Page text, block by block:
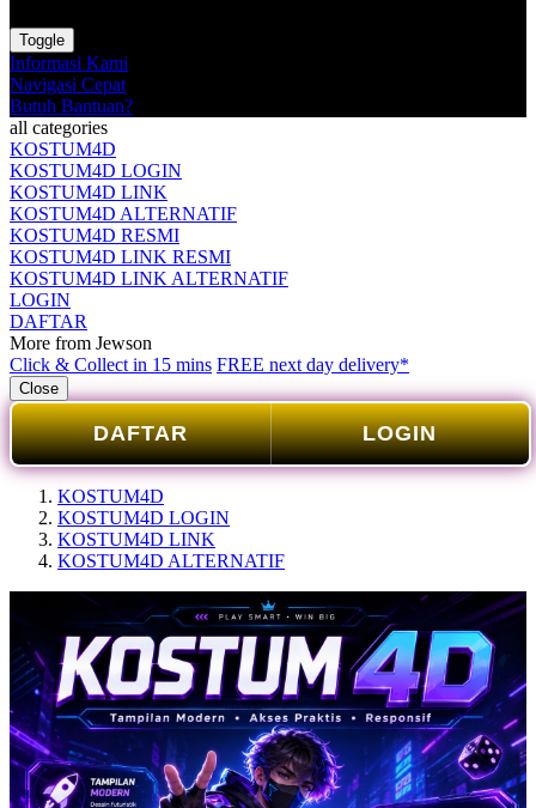
Toggle
Informasi Kami
Navigasi Cepat
Butuh Bantuan?
all categories
KOSTUM4D
KOSTUM4D LOGIN
KOSTUM4D LINK
KOSTUM4D ALTERNATIF
KOSTUM4D RESMI
KOSTUM4D LINK RESMI
KOSTUM4D LINK ALTERNATIF
LOGIN
DAFTAR
More from Jewson
Click & Collect in 15 mins FREE next day delivery*
Close
DAFTAR LOGIN
KOSTUM4D
KOSTUM4D LOGIN
KOSTUM4D LINK
KOSTUM4D ALTERNATIF